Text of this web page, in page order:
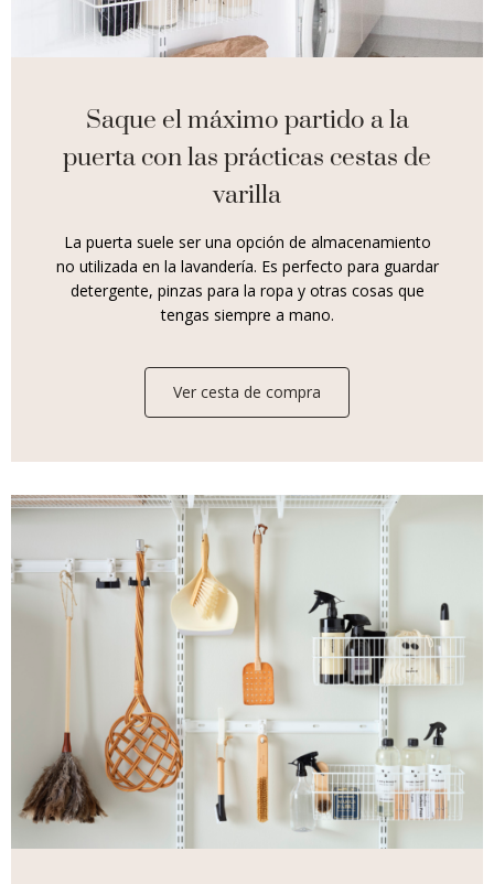
Saque el máximo partido a la
puerta con las prácticas cestas de
varilla
La puerta suele ser una opción de almacenamiento
no utilizada en la lavandería. Es perfecto para guardar
detergente, pinzas para la ropa y otras cosas que
tengas siempre a mano.
Ver cesta de compra